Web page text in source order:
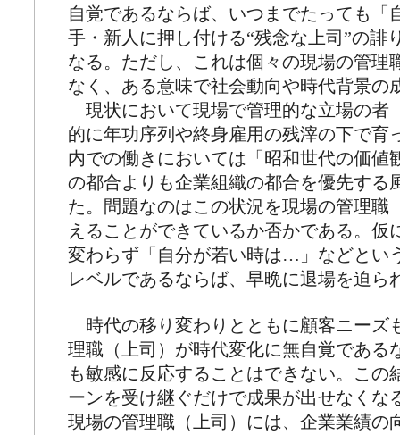
自覚であるならば、いつまでたっても「
手・新人に押し付ける“残念な上司”の誹
なる。ただし、これは個々の現場の管理
なく、ある意味で社会動向や時代背景の
現状において現場で管理的な立場の者
的に年功序列や終身雇用の残滓の下で育
内での働きにおいては「昭和世代の価値
の都合よりも企業組織の都合を優先する
た。問題なのはこの状況を現場の管理職
えることができているか否かである。仮
変わらず「自分が若い時は…」などとい
レベルであるならば、早晩に退場を迫ら
時代の移り変わりとともに顧客ニーズ
理職（上司）が時代変化に無自覚である
も敏感に反応することはできない。この
ーンを受け継ぐだけで成果が出せなくな
現場の管理職（上司）には、企業業績の